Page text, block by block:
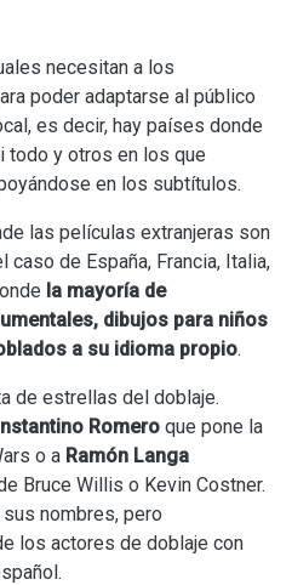
necesitan a los
poder adaptarse al público
es decir, hay países donde
todo y otros en los que
en los subtítulos.
las películas extranjeras son
caso de España, Francia, Italia,
la mayoría de
dibujos para niños
a su idioma propio.
de estrellas del doblaje.
Romero que pone la
o a Ramón Langa
Bruce Willis o Kevin Costner.
nombres, pero
los actores de doblaje con